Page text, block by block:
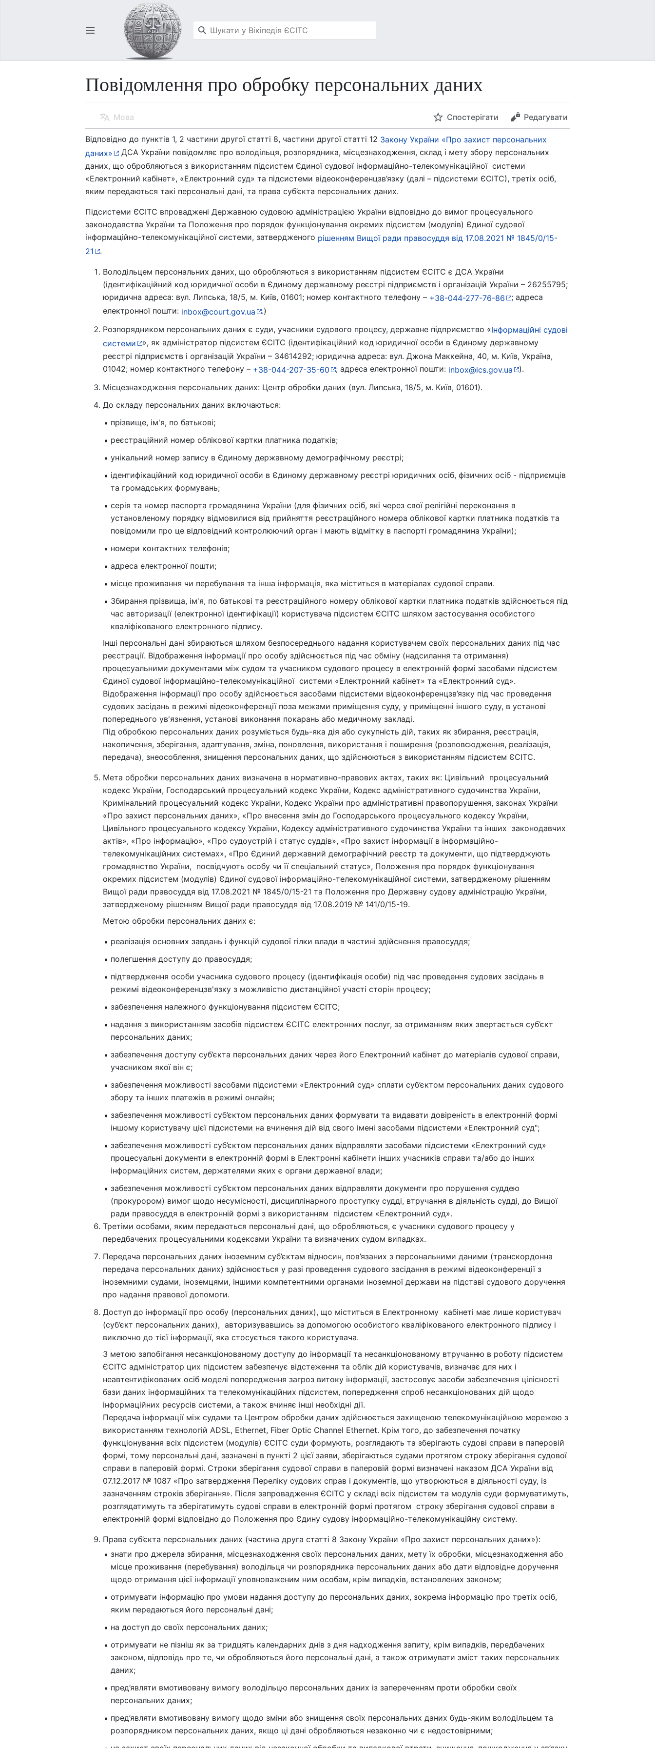
Відкрити головне меню
Повідомлення про обробку персональних даних
Мова Спостерігати Редагувати
Відповідно до пунктів 1, 2 частини другої статті 8, частини другої статті 12 Закону України «Про захист персональних
даних»
ДСА України повідомляє про володільця, розпорядника, місцезнаходження, склад і мету збору персональних
даних, що обробляються з використанням підсистем Єдиної судової інформаційно-телекомунікаційної системи
«Електронний кабінет», «Електронний суд» та підсистеми відеоконференцзв’язку (далі – підсистеми ЄСІТС), третіх осіб,
яким передаються такі персональні дані, та права суб’єкта персональних даних.
Підсистеми ЄСІТС впроваджені Державною судовою адміністрацією України відповідно до вимог процесуального
законодавства України та Положення про порядок функціонування окремих підсистем (модулів) Єдиної судової
інформаційно-телекомунікаційної системи, затвердженого рішенням Вищої ради правосуддя від 17.08.2021 № 1845/0/15-
21
.
Володільцем персональних даних, що обробляються з використанням підсистем ЄСІТС є ДСА України
(ідентифікаційний код юридичної особи в Єдиному державному реєстрі підприємств і організацій України – 26255795;
юридична адреса: вул. Липська, 18/5, м. Київ, 01601; номер контактного телефону – +38-044-277-76-86
; адреса
електронної пошти: inbox@court.gov.ua
.)
Розпорядником персональних даних є суди, учасники судового процесу, державне підприємство «Інформаційні судові
системи
», як адміністратор підсистем ЄСІТС (ідентифікаційний код юридичної особи в Єдиному державному
реєстрі підприємств і організацій України – 34614292; юридична адреса: вул. Джона Маккейна, 40, м. Київ, Україна,
01042; номер контактного телефону – +38-044-207-35-60 ; адреса електронної пошти: inbox@ics.gov.ua
).
Місцезнаходження персональних даних: Центр обробки даних (вул. Липська, 18/5, м. Київ, 01601).
До складу персональних даних включаються:
прізвище, ім'я, по батькові;
реєстраційний номер облікової картки платника податків;
унікальний номер запису в Єдиному державному демографічному реєстрі;
ідентифікаційний код юридичної особи в Єдиному державному реєстрі юридичних осіб, фізичних осіб - підприємців
та громадських формувань;
серія та номер паспорта громадянина України (для фізичних осіб, які через свої релігійні переконання в
установленому порядку відмовилися від прийняття реєстраційного номера облікової картки платника податків та
повідомили про це відповідний контролюючий орган і мають відмітку в паспорті громадянина України);
номери контактних телефонів;
адреса електронної пошти;
місце проживання чи перебування та інша інформація, яка міститься в матеріалах судової справи.
Збирання прізвища, ім'я, по батькові та реєстраційного номеру облікової картки платника податків здійснюється під
час авторизації (електронної ідентифікації) користувача підсистем ЄСІТС шляхом застосування особистого
кваліфікованого електронного підпису.
Інші персональні дані збираються шляхом безпосереднього надання користувачем своїх персональних даних під час
реєстрації. Відображення інформації про особу здійснюється під час обміну (надсилання та отримання)
процесуальними документами між судом та учасником судового процесу в електронній формі засобами підсистем
Єдиної судової інформаційно-телекомунікаційної системи «Електронний кабінет» та «Електронний суд».
Відображення інформації про особу здійснюється засобами підсистеми відеоконференцзв’язку під час проведення
судових засідань в режимі відеоконференції поза межами приміщення суду, у приміщенні іншого суду, в установі
попереднього ув'язнення, установі виконання покарань або медичному закладі.
Під обробкою персональних даних розуміється будь-яка дія або сукупність дій, таких як збирання, реєстрація,
накопичення, зберігання, адаптування, зміна, поновлення, використання і поширення (розповсюдження, реалізація,
передача), знеособлення, знищення персональних даних, що здійснюються з використанням підсистем ЄСІТС.
Мета обробки персональних даних визначена в нормативно-правових актах, таких як: Цивільний процесуальний
кодекс України, Господарський процесуальний кодекс України, Кодекс адміністративного судочинства України,
Кримінальний процесуальний кодекс України, Кодекс України про адміністративні правопорушення, законах України
«Про захист персональних даних», «Про внесення змін до Господарського процесуального кодексу України,
Цивільного процесуального кодексу України, Кодексу адміністративного судочинства України та інших законодавчих
актів», «Про інформацію», «Про судоустрій і статус суддів», «Про захист інформації в інформаційно-
телекомунікаційних системах», «Про Єдиний державний демографічний реєстр та документи, що підтверджують
громадянство України, посвідчують особу чи її спеціальний статус», Положення про порядок функціонування
окремих підсистем (модулів) Єдиної судової інформаційно-телекомунікаційної системи, затвердженому рішенням
Вищої ради правосуддя від 17.08.2021 № 1845/0/15-21 та Положення про Державну судову адміністрацію України,
затвердженому рішенням Вищої ради правосуддя від 17.08.2019 № 141/0/15-19.
Метою обробки персональних даних є:
реалізація основних завдань і функцій судової гілки влади в частині здійснення правосуддя;
полегшення доступу до правосуддя;
підтвердження особи учасника судового процесу (ідентифікація особи) під час проведення судових засідань в
режимі відеоконференцзв'язку з можливістю дистанційної участі сторін процесу;
забезпечення належного функціонування підсистем ЄСІТС;
надання з використанням засобів підсистем ЄСІТС електронних послуг, за отриманням яких звертається суб’єкт
персональних даних;
забезпечення доступу суб’єкта персональних даних через його Електронний кабінет до матеріалів судової справи,
учасником якої він є;
забезпечення можливості засобами підсистеми «Електронний суд» сплати суб’єктом персональних даних судового
збору та інших платежів в режимі онлайн;
забезпечення можливості суб’єктом персональних даних формувати та видавати довіреність в електронній формі
іншому користувачу цієї підсистеми на вчинення дій від свого імені засобами підсистеми «Електронний суд";
забезпечення можливості суб’єктом персональних даних відправляти засобами підсистеми «Електронний суд»
процесуальні документи в електронній формі в Електронні кабінети інших учасників справи та/або до інших
інформаційних систем, держателями яких є органи державної влади;
забезпечення можливості суб’єктом персональних даних відправляти документи про порушення суддею
(прокурором) вимог щодо несумісності, дисциплінарного проступку судді, втручання в діяльність судді, до Вищої
ради правосуддя в електронній формі з використанням підсистем «Електронний суд».
Третіми особами, яким передаються персональні дані, що обробляються, є учасники судового процесу у
передбачених процесуальними кодексами України та визначених судом випадках.
Передача персональних даних іноземним суб’єктам відносин, пов’язаних з персональними даними (транскордонна
передача персональних даних) здійснюється у разі проведення судового засідання в режимі відеоконференції з
іноземними судами, іноземцями, іншими компетентними органами іноземної держави на підставі судового доручення
про надання правової допомоги.
Доступ до інформації про особу (персональних даних), що міститься в Електронному кабінеті має лише користувач
(суб’єкт персональних даних), авторизувавшись за допомогою особистого кваліфікованого електронного підпису і
виключно до тієї інформації, яка стосується такого користувача.
З метою запобігання несанкціонованому доступу до інформації та несанкціонованому втручанню в роботу підсистем
ЄСІТС адміністратор цих підсистем забезпечує відстеження та облік дій користувачів, визначає для них і
неавтентифікованих осіб моделі попередження загроз витоку інформації, застосовує засоби забезпечення цілісності
бази даних інформаційних та телекомунікаційних підсистем, попередження спроб несанкціонованих дій щодо
інформаційних ресурсів системи, а також вчиняє інші необхідні дії.
Передача інформації між судами та Центром обробки даних здійснюється захищеною телекомунікаційною мережею з
використанням технологій ADSL, Ethernet, Fiber Optic Channel Ethernet. Крім того, до забезпечення початку
функціонування всіх підсистем (модулів) ЄСІТС суди формують, розглядають та зберігають судові справи в паперовій
формі, тому персональні дані, зазначені в пункті 2 цієї заяви, зберігаються судами протягом строку зберігання судової
справи в паперовій формі. Строки зберігання судової справи в паперовій формі визначені наказом ДСА України від
07.12.2017 № 1087 «Про затвердження Переліку судових справ і документів, що утворюються в діяльності суду, із
зазначенням строків зберігання». Після запровадження ЄСІТС у складі всіх підсистем та модулів суди формуватимуть,
розглядатимуть та зберігатимуть судові справи в електронній формі протягом строку зберігання судової справи в
електронній формі відповідно до Положення про Єдину судову інформаційно-телекомунікаційну систему.
Права суб’єкта персональних даних (частина друга статті 8 Закону України «Про захист персональних даних»):
знати про джерела збирання, місцезнаходження своїх персональних даних, мету їх обробки, місцезнаходження або
місце проживання (перебування) володільця чи розпорядника персональних даних або дати відповідне доручення
щодо отримання цієї інформації уповноваженим ним особам, крім випадків, встановлених законом;
отримувати інформацію про умови надання доступу до персональних даних, зокрема інформацію про третіх осіб,
яким передаються його персональні дані;
на доступ до своїх персональних даних;
отримувати не пізніш як за тридцять календарних днів з дня надходження запиту, крім випадків, передбачених
законом, відповідь про те, чи обробляються його персональні дані, а також отримувати зміст таких персональних
даних;
пред’являти вмотивовану вимогу володільцю персональних даних із запереченням проти обробки своїх
персональних даних;
пред’являти вмотивовану вимогу щодо зміни або знищення своїх персональних даних будь-яким володільцем та
розпорядником персональних даних, якщо ці дані обробляються незаконно чи є недостовірними;